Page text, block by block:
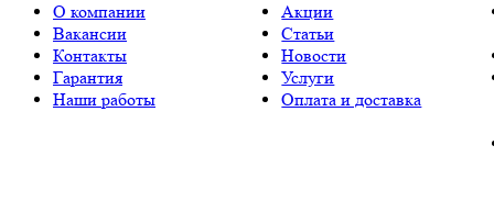
О компании
Вакансии
Контакты
Гарантия
Наши работы
Акции
Статьи
Новости
Услуги
Оплата и доставка